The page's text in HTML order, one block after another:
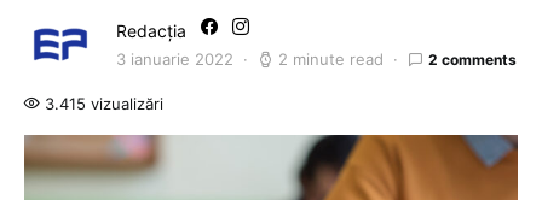
Redacția
3 ianuarie 2022 2 minute read 2 comments
3.415 vizualizări